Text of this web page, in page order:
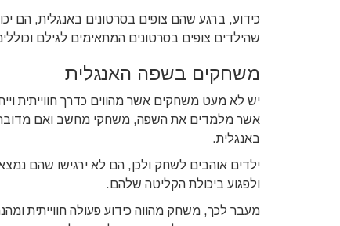
כידוע, ברגע שהם צופים בסרטונים באנגלית, הם
שהילדים צופים בסרטונים המתאימים לגילם
משחקים בשפה האנגלית
יש לא מעט משחקים אשר מהווים כדרך חווייתית
אשר מלמדים את השפה, משחקי מחשב ואם מדובר
באנגלית.
ילדים אוהבים לשחק ולכן, הם לא ירגישו שהם
ולפגוע ביכולת הקליטה שלהם.
מעבר לכך, משחק מהווה כידוע פעולה חווייתית